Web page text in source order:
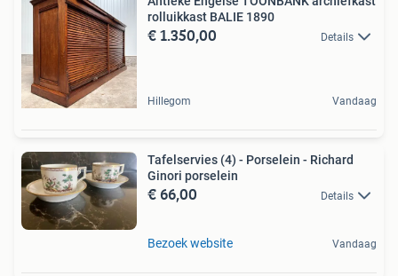
rolluikkast BALIE 1890
€ 1.350,00 Details
Hillegom Vandaag
Tafelservies (4) - Porselein - Richard
Ginori porselein
€ 66,00 Details
Bezoek website Vandaag